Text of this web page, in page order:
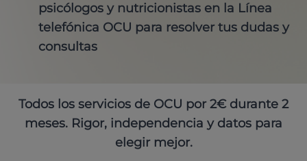
psicólogos y nutricionistas en la Línea
telefónica OCU para resolver tus dudas y
consultas
Todos los servicios de OCU por 2€ durante 2
meses. Rigor, independencia y datos para
elegir mejor.